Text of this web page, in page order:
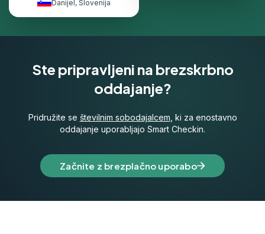
Danijel , Slovenija
Ste pripravljeni na brezskrbno
oddajanje?
Pridružite se številnim sobodajalcem , ki za enostavno
oddajanje uporabljajo Smart Checkin.
Začnite z brezplačno uporabo